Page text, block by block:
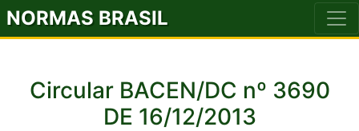
NORMAS BRASIL
Circular BACEN/DC nº 3690
DE 16/12/2013